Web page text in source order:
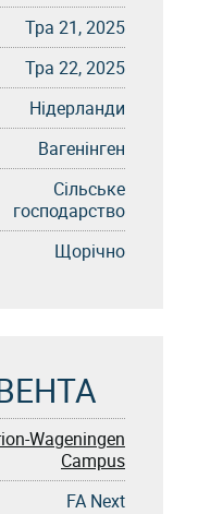
Тра 21, 2025
Тра 22, 2025
Нідерланди
Вагенінген
Сільське
господарство
Щорічно
Wageningen
Campus
FA Next